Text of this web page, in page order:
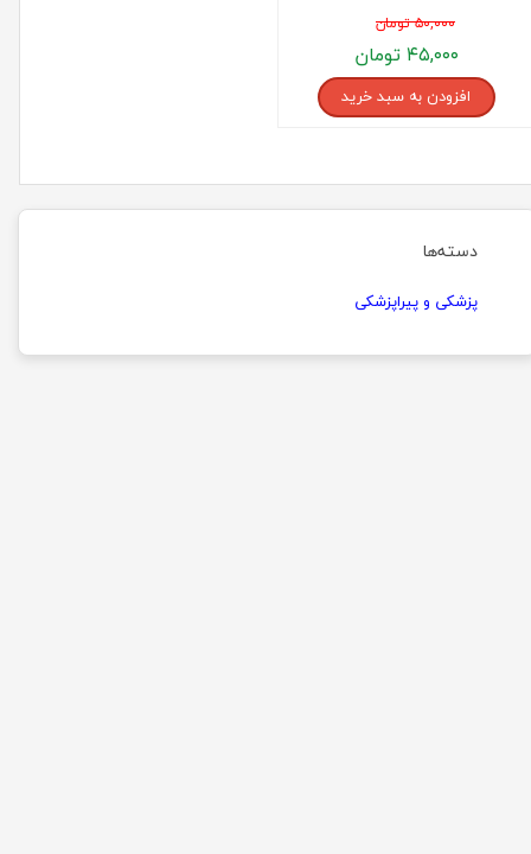
دسته‌ها
پزشکی و پیراپزشکی
۵۰,۰۰۰ تومان
۴۵,۰۰۰ تومان
افزودن به سبد خرید